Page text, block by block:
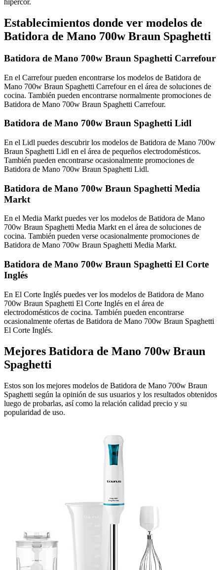
hipercor.
Establecimientos donde ver modelos de
Batidora de Mano 700w Braun Spaghetti
Batidora de Mano 700w Braun Spaghetti Carrefour
En el Carrefour pueden encontrarse los modelos de Batidora de
Mano 700w Braun Spaghetti Carrefour en el área de soluciones de
cocina. También pueden encontrarse normalmente promociones de
Batidora de Mano 700w Braun Spaghetti Carrefour.
Batidora de Mano 700w Braun Spaghetti Lidl
En el Lidl puedes descubrir los modelos de Batidora de Mano 700w
Braun Spaghetti Lidl en el área de pequeños electrodomésticos.
También pueden encontrarse ocasionalmente promociones de
Batidora de Mano 700w Braun Spaghetti Lidl.
Batidora de Mano 700w Braun Spaghetti Media
Markt
En el Media Markt puedes ver los modelos de Batidora de Mano
700w Braun Spaghetti Media Markt en el área de soluciones de
cocina. También pueden verse ocasionalmente promociones de
Batidora de Mano 700w Braun Spaghetti Media Markt.
Batidora de Mano 700w Braun Spaghetti El Corte
Inglés
En El Corte Inglés puedes ver los modelos de Batidora de Mano
700w Braun Spaghetti El Corte Inglés en el área de
electrodomésticos de cocina. También pueden encontrarse
ocasionalmente ofertas de Batidora de Mano 700w Braun Spaghetti
El Corte Inglés.
Mejores Batidora de Mano 700w Braun
Spaghetti
Estos son los mejores modelos de Batidora de Mano 700w Braun
Spaghetti según la opinión de sus usuarios y los resultados obtenidos
luego de probarlas, así como la relación calidad precio y su
popularidad de uso.